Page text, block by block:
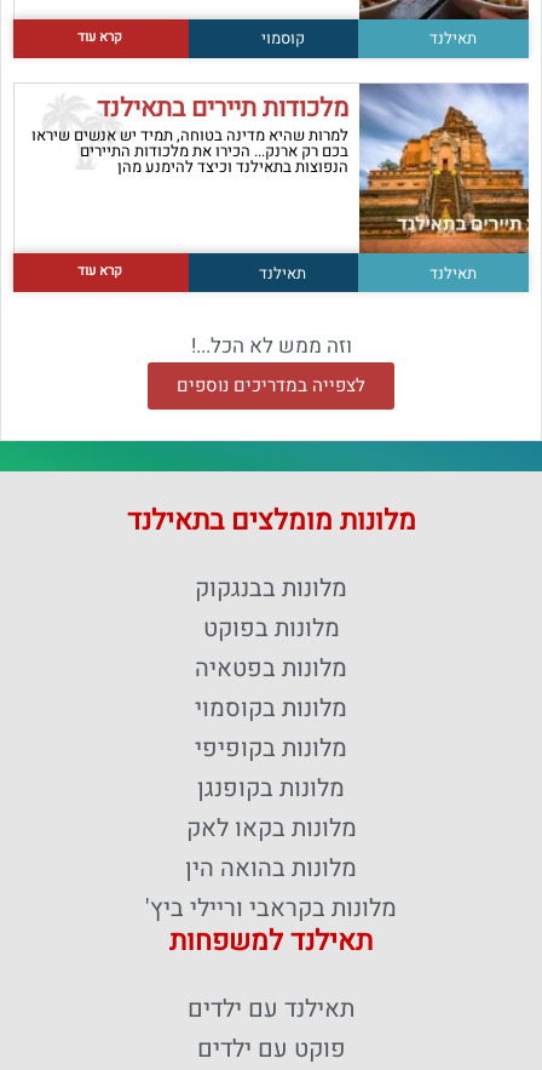
תאילנד קוסמוי קרא עוד
מלכודות תיירים בתאילנד
למרות שהיא מדינה בטוחה, תמיד יש אנשים שיראו
בכם רק ארנק... הכירו את מלכודות התיירים
הנפוצות בתאילנד וכיצד להימנע מהן
תאילנד תאילנד קרא עוד
וזה ממש לא הכל...!
לצפייה במדריכים נוספים
מלונות מומלצים בתאילנד
מלונות בבנגקוק
מלונות בפוקט
מלונות בפטאיה
מלונות בקוסמוי
מלונות בקופיפי
מלונות בקופנגן
מלונות בקאו לאק
מלונות בהואה הין
מלונות בקראבי וריילי ביץ'
תאילנד למשפחות
תאילנד עם ילדים
פוקט עם ילדים